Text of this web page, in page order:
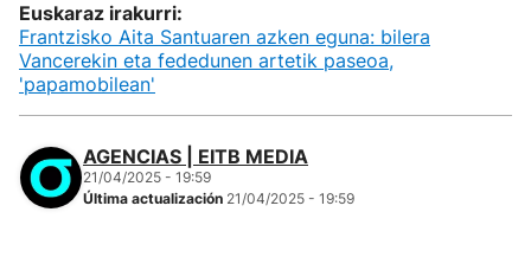
Euskaraz irakurri:
Frantzisko Aita Santuaren azken eguna: bilera
Vancerekin eta fededunen artetik paseoa,
'papamobilean'
AGENCIAS | EITB MEDIA
21/04/2025 - 19:59
Última actualización 21/04/2025 - 19:59